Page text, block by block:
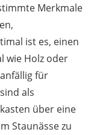
Merkmale
ist es, einen
wie Holz oder
für
als
über eine
Staunässe zu